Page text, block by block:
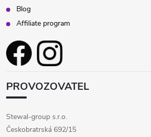
Blog
Affiliate program
PROVOZOVATEL
Stewal-group s.r.o.
Českobratrská 692/15